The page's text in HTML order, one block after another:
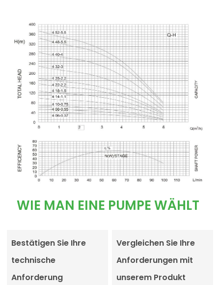
WIE MAN EINE PUMPE WÄHLT
Bestätigen Sie Ihre
technische
Anforderung
Vergleichen Sie Ihre
Anforderungen mit
unserem Produkt